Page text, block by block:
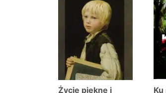
Życie piękne i